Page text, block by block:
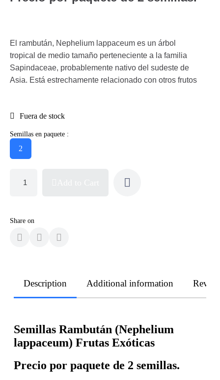
El rambután, Nephelium lappaceum es un árbol
tropical de medio tamaño perteneciente a la familia
Sapindaceae, probablemente nativo del sudeste de
Asia. Está estrechamente relacionado con otros frutos
Fuera de stock
Semillas en paquete :
2
Share on
Description Additional information
Semillas Rambután (Nephelium
lappaceum) Frutas Exóticas
Precio por paquete de 2 semillas.